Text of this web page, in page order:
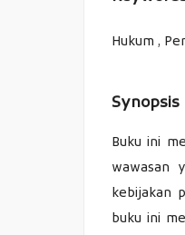
Hukum ,
Synopsis
Buku ini
wawasan
kebijakan
buku ini